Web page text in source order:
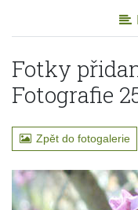
Fotky
Fotografie
Zpět do fotogalerie